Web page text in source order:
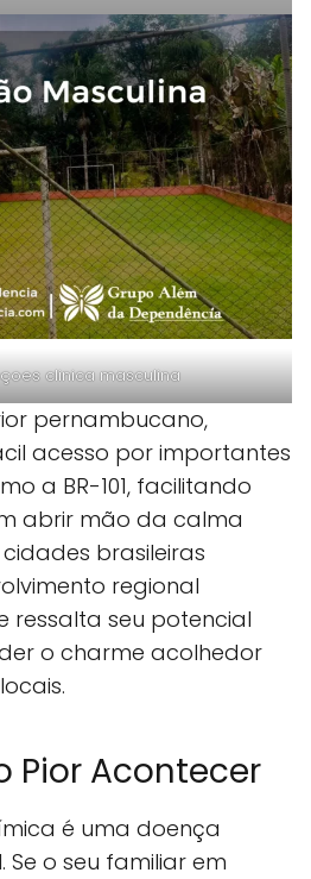
clinica masculina
pernambucano,
acesso por importantes
a BR-101, facilitando
abrir mão da calma
brasileiras
regional
ressalta seu potencial
o charme acolhedor
Pior Acontecer
é uma doença
o seu familiar em